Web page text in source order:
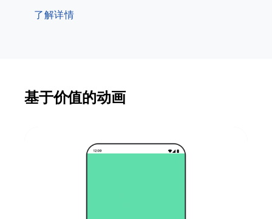
了解详情
基于价值的动画